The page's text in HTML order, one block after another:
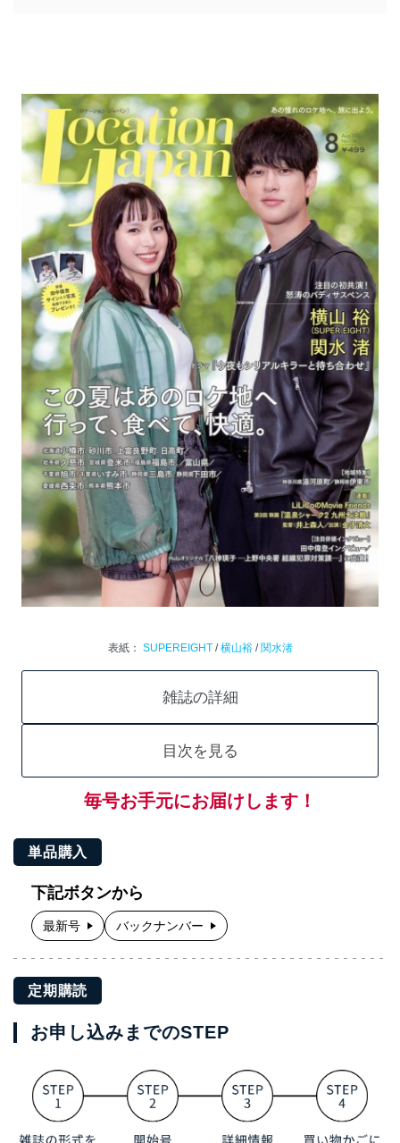
表紙： SUPEREIGHT /横山裕 / 関水渚
雑誌の詳細
目次を見る
毎号お手元にお届けします！
単品購入
下記ボタンから
最新号 バックナンバー
定期購読
お申し込みまでのSTEP